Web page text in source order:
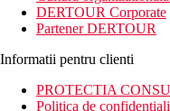
DERTOUR Corporate
Partener DERTOUR
Informatii pentru clienti
PROTECTIA
Politica de